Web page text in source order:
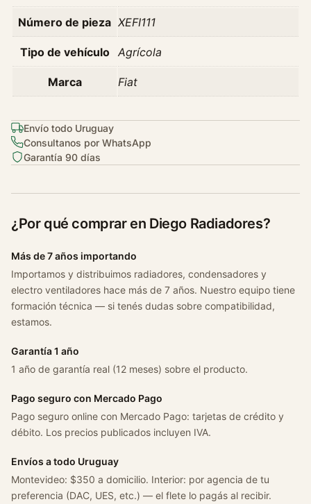
t
o
.
3
N
f
a
ñ
o
2
0
0
3
n
t
i
a
d
Número de pieza XEFI111
Tipo de vehículo Agrícola
Marca Fiat
Envío todo Uruguay
Consultanos por WhatsApp
Garantía 90 días
¿Por qué comprar en Diego Radiadores?
Más de 7 años importando
Importamos y distribuimos radiadores, condensadores y
electro ventiladores hace más de 7 años. Nuestro equipo tiene
formación técnica — si tenés dudas sobre compatibilidad,
estamos.
Garantía 1 año
1 año de garantía real (12 meses) sobre el producto.
Pago seguro con Mercado Pago
Pago seguro online con Mercado Pago: tarjetas de crédito y
débito. Los precios publicados incluyen IVA.
Envíos a todo Uruguay
Montevideo: $350 a domicilio. Interior: por agencia de tu
preferencia (DAC, UES, etc.) — el flete lo pagás al recibir.